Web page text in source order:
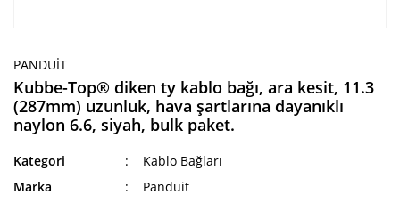
PANDUIT
Kubbe-Top® diken ty kablo bağı, ara kesit, 11.3
(287mm) uzunluk, hava şartlarına dayanıklı
naylon 6.6, siyah, bulk paket.
Kategori
Kablo Bağları
Marka
Panduit